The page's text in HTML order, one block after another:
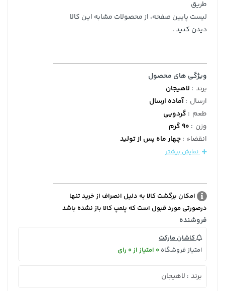
طریق
لیست پایین صفحه، از محصولات مشابه این کالا
دیدن کنید .
ویژگی های محصول
برند : لاهیجان
ارسال :آماده ارسال
طعم : گردویی
وزن : 90 گرم
انقضاء :چهار ماه پس از تولید
نمایش بیشتر
امکان برگشت کالا به دلیل انصراف از خرید تنها
درصورتی مورد قبول است که پلمپ کالا باز نشده باشد
فروشنده
کاشان مارکت
امتیاز فروشگاه 0 امتیاز از 0 رای
برند : لاهیجان